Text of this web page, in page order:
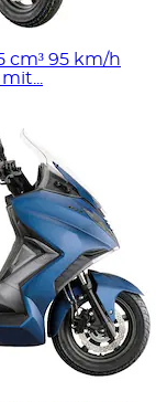
cm³ 95 km/h